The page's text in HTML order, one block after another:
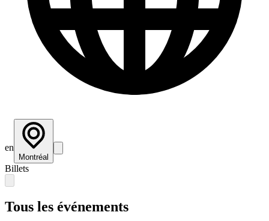
en
Montréal
Billets
Tous les événements